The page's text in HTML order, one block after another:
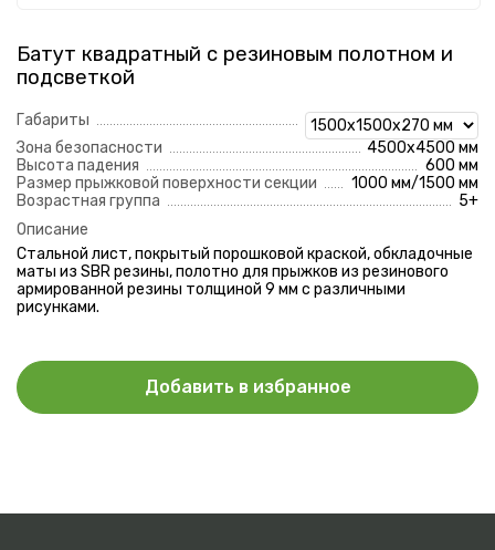
Батут квадратный с резиновым полотном и
подсветкой
Габариты
Зона безопасности
4500х4500 мм
Высота падения
600 мм
Размер прыжковой поверхности секции
1000 мм/1500 мм
Возрастная группа
5+
Описание
Стальной лист, покрытый порошковой краской, обкладочные
маты из SBR резины, полотно для прыжков из резинового
армированной резины толщиной 9 мм с различными
рисунками.
Добавить в избранное
Нажимая на кнопку, вы даете согласие наобработку
персональных данных